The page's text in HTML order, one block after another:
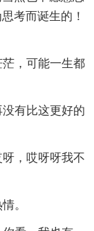
考而诞生的！
，可能一生都
有比这更好的
，哎呀呀我不
。